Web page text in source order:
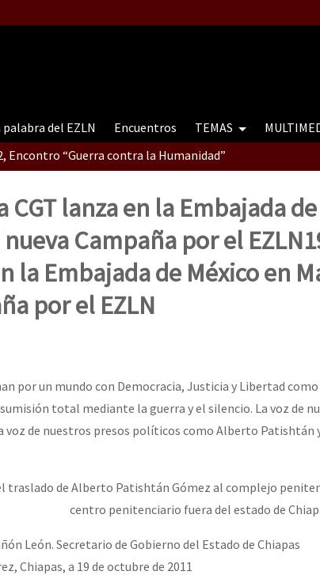
palabra del EZLN Encuentros TEMAS
Encontro “Guerra contra la Humanidad”
do Encontro “Guerra contra a Humanidade”(As
“Guerra contra a Humanidade” (As populações e a
“Guerra contra a Humanidade”
“Guerra contra a Humanidad”
“Guerra contra a Humanidade”
Jornadas globales por la libertad de Jesús Plácido
CGT lanza en la Embajada
Campaña por el EZLN
la Embajada de México en
por el EZLN
por un mundo con Democracia, Justicia y Libertad como
total mediante la guerra y el silencio. La voz de
voz de nuestros presos políticos como Alberto Patishtán
traslado de Alberto Patishtán Gómez al complejo
centro penitenciario fuera del estado de
León. Secretario de Gobierno del Estado de Chiapas
Chiapas, a 19 de octubre de 2011